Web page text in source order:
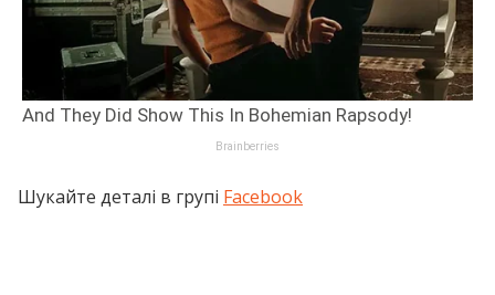
Шукайте деталі в групі Facebook